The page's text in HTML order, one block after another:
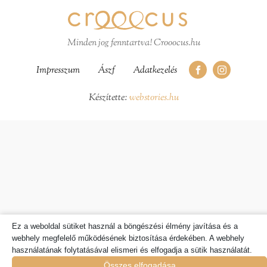
Minden jog fenntartva! Crooocus.hu
Impresszum
Ászf
Adatkezelés
Készítette:webstories.hu
Ez a weboldal sütiket használ a böngészési élmény javítása és a
webhely megfelelő működésének biztosítása érdekében. A webhely
használatának folytatásával elismeri és elfogadja a sütik használatát.